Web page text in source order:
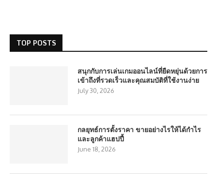
TOP POSTS
สนุกกับการเล่นเกมออนไลน์ที่ยืดหยุ่นด้วยการ
เข้าถึงที่รวดเร็วและคุณสมบัติที่ใช้งานง่าย
July 30, 2026
กลยุทธ์การตั้งราคา ขายอย่างไรให้ได้กำไร
และลูกค้าแฮปปี้
June 18, 2026